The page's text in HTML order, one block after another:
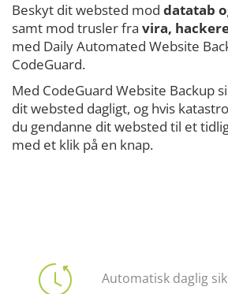
Beskyt dit websted mod datatab
samt mod trusler fra vira,
med Daily Automated Website
CodeGuard.
Med CodeGuard Website Backup
dit websted dagligt, og hvis
du gendanne dit websted til et
med et klik på en knap.
Automatisk daglig